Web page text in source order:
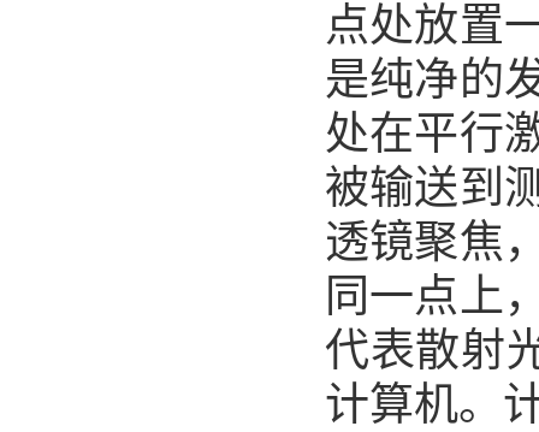
点处放置
是纯净的
处在平行
被输送到
透镜聚焦
同一点上
代表散射
计算机。